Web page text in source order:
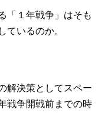
「１年戦争」はそも
ているのか。
解決策としてスペー
戦争開戦前までの時